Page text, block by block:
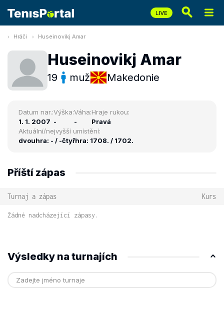
Hráči Huseinovikj Amar
Huseinovikj Amar
19 muž Makedonie
Datum nar.:
1. 1. 2007
Výška:
-
Váha:
-
Hraje rukou:
Pravá
Aktuální/nejvyšší umístění:
dvouhra: - / -čtyřhra: 1708. / 1702.
Příští zápas
Turnaj a zápas Kurs
Žádné nadcházející zápasy.
Výsledky na turnajích